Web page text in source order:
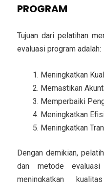
PROGRAM
Tujuan dari pelatihan
evaluasi program adalah:
Meningkatkan
Memastikan
Memperbaiki
Meningkatkan
Meningkatkan
Dengan demikian,
dan metode evaluasi
meningkatkan